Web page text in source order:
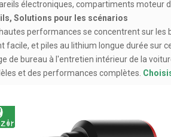
électroniques, compartiments
Solutions pour les scénarios
performances se concentrent sur
et piles au lithium longue durée sur
de bureau à l'entretien intérieur de la
et des performances complètes.